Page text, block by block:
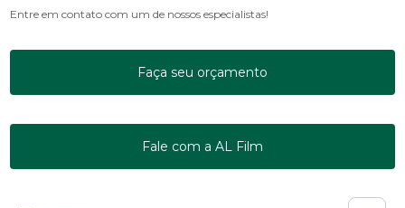
Entre em contato com um de nossos especialistas!
Faça seu orçamento
Fale com a AL Film